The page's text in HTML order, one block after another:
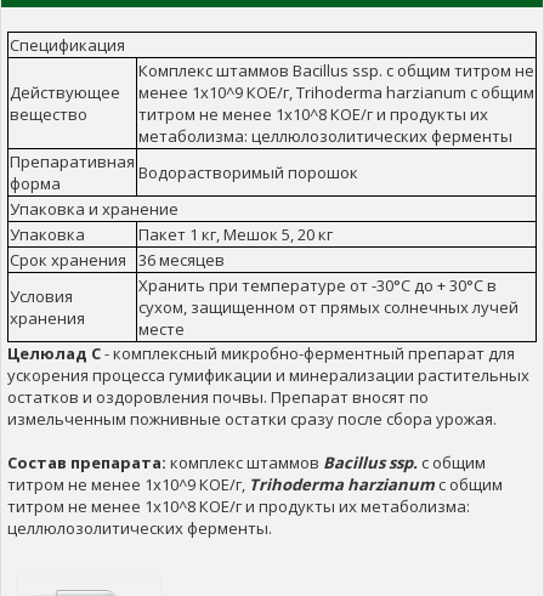
Спецификация
Действующее
вещество
Комплекс штаммов Bacillus ssp. с общим титром не
менее 1х10^9 КОЕ/г, Trihoderma harzianum с общим
титром не менее 1х10^8 КОЕ/г и продукты их
метаболизма: целлюлозолитических ферменты
Препаративная
форма
Водорастворимый порошок
Упаковка и хранение
Упаковка
Пакет 1 кг, Мешок 5, 20 кг
Срок хранения
36 месяцев
Условия
хранения
Хранить при температуре от -30°С до + 30°С в
сухом, защищенном от прямых солнечных лучей
месте
Целюлад С- комплексный микробно-ферментный препарат для
ускорения процесса гумификации и минерализации растительных
остатков и оздоровления почвы. Препарат вносят по
измельченным пожнивные остатки сразу после сбора урожая.
Состав препарата: комплекс штаммов Bacillus ssp. с общим
титром не менее 1х10^9 КОЕ/г, Trihoderma harzianum с общим
титром не менее 1х10^8 КОЕ/г и продукты их метаболизма:
целлюлозолитических ферменты.